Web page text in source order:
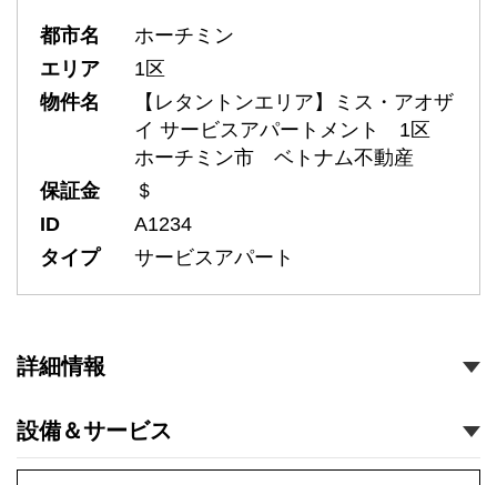
都市名
ホーチミン
エリア
1区
物件名
【レタントンエリア】ミス・アオザ
イ サービスアパートメント 1区
ホーチミン市 ベトナム不動産
保証金
＄
ID
A1234
タイプ
サービスアパート
詳細情報
設備＆サービス